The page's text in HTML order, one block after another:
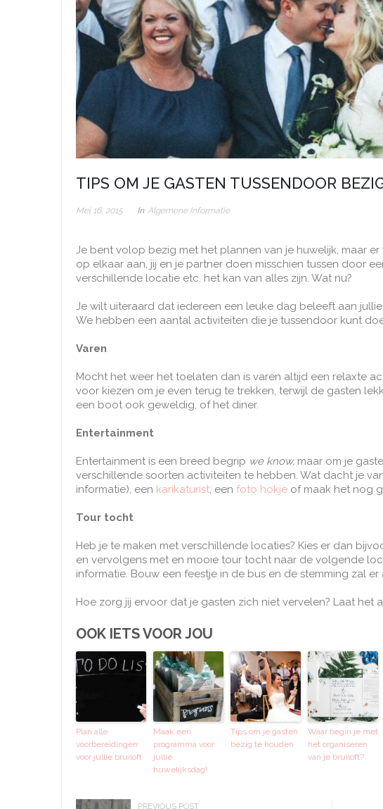
TIPS OM JE GASTEN TUSSENDOOR
Mei 16, 2015 In Algemene Informatie
Je bent volop bezig met het plannen van je huwelijk, maar
op elkaar aan, jij en je partner doen misschien tussen door
verschillende locatie etc. het kan van alles zijn. Wat nu?
Je wilt uiteraard dat iedereen een leuke dag beleeft aan
We hebben een aantal activiteiten die je tussendoor kunt
Varen
Mocht het weer het toelaten dan is varen altijd een relaxte
voor kiezen om je even terug te trekken, terwijl de gasten
een boot ook geweldig, of het diner.
Entertainment
Entertainment is een breed begrip we know, maar om je
verschillende soorten activiteiten te hebben. Wat dacht je
informatie), een karikaturist, een foto hokje of maak het nog
Tour tocht
Heb je te maken met verschillende locaties? Kies er dan
en vervolgens met en mooie tour tocht naar de volgende
informatie. Bouw een feestje in de bus en de stemming zal
Hoe zorg jij ervoor dat je gasten zich niet vervelen? Laat het
OOK IETS VOOR JOU
Plan alle
voorbereidingen
voor jullie bruiloft
Maak een
programma voor
jullie
huwelijksdag!
Tips om je gasten
bezig te houden
Waar begin je met
het organiseren
van je bruiloft?
PREVIOUS POST